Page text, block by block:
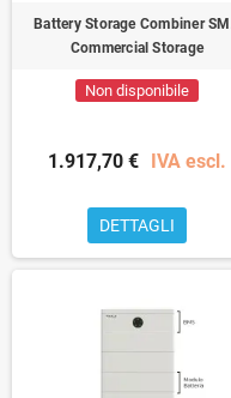
Battery Storage Combiner
Commercial Storage
Non disponibile
1.917,70 € IVA escl.
DETTAGLI